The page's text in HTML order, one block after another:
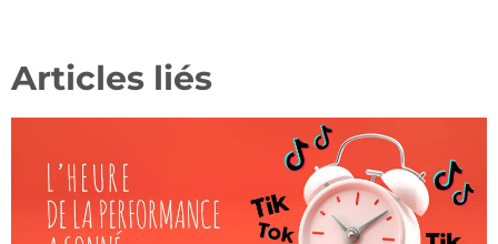
Articles liés